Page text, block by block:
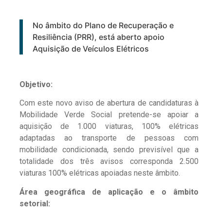
No âmbito do Plano de Recuperação e
Resiliência (PRR), está aberto apoio
Aquisição de Veículos Elétricos
Objetivo:
Com este novo aviso de abertura de candidaturas à
Mobilidade Verde Social pretende-se apoiar a
aquisição de 1.000 viaturas, 100% elétricas
adaptadas ao transporte de pessoas com
mobilidade condicionada, sendo previsível que a
totalidade dos três avisos corresponda 2.500
viaturas 100% elétricas apoiadas neste âmbito.
Área geográfica de aplicação e o âmbito
setorial: